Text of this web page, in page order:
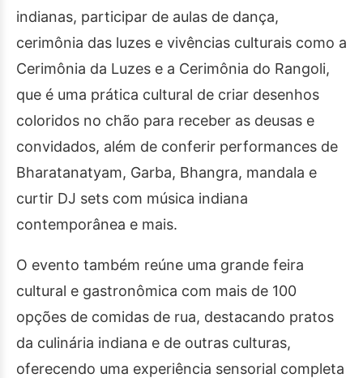
indianas, participar de aulas de dança,
cerimônia das luzes e vivências culturais como a
Cerimônia da Luzes e a Cerimônia do Rangoli,
que é uma prática cultural de criar desenhos
coloridos no chão para receber as deusas e
convidados, além de conferir performances de
Bharatanatyam, Garba, Bhangra, mandala e
curtir DJ sets com música indiana
contemporânea e mais.
O evento também reúne uma grande feira
cultural e gastronômica com mais de 100
opções de comidas de rua, destacando pratos
da culinária indiana e de outras culturas,
oferecendo uma experiência sensorial completa